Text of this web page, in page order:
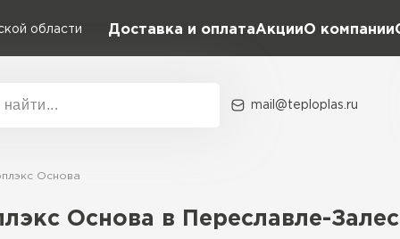
области Доставка и оплатаАкцииО компании
mail@teploplas.ru
Основа
Основа в Переславле-